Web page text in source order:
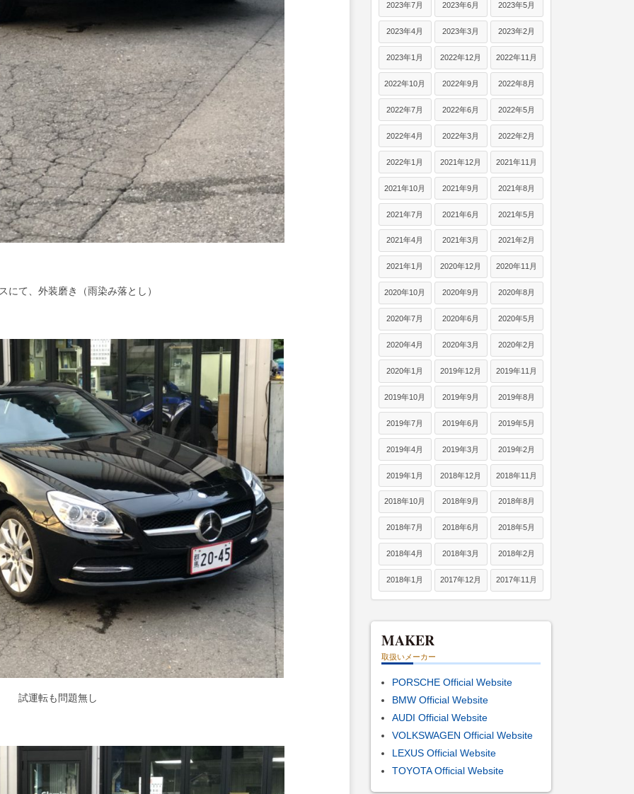
にて、外装磨き（雨染み落とし）
試運転も問題無し
2023年7月 2023年6月 2023年5月
2023年4月 2023年3月 2023年2月
2023年1月 2022年12月 2022年11月
2022年10月 2022年9月 2022年8月
2022年7月 2022年6月 2022年5月
2022年4月 2022年3月 2022年2月
2022年1月 2021年12月 2021年11月
2021年10月 2021年9月 2021年8月
2021年7月 2021年6月 2021年5月
2021年4月 2021年3月 2021年2月
2021年1月 2020年12月 2020年11月
2020年10月 2020年9月 2020年8月
2020年7月 2020年6月 2020年5月
2020年4月 2020年3月 2020年2月
2020年1月 2019年12月 2019年11月
2019年10月 2019年9月 2019年8月
2019年7月 2019年6月 2019年5月
2019年4月 2019年3月 2019年2月
2019年1月 2018年12月 2018年11月
2018年10月 2018年9月 2018年8月
2018年7月 2018年6月 2018年5月
2018年4月 2018年3月 2018年2月
2018年1月 2017年12月 2017年11月
MAKER
取扱いメーカー
PORSCHE Official Website
BMW Official Website
AUDI Official Website
VOLKSWAGEN Official Website
LEXUS Official Website
TOYOTA Official Website